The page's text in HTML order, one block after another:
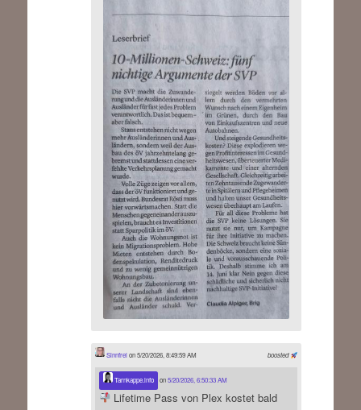
boosted
Sinnfreion 5/20/2026, 8:49:59 AM
Tarnkappe.info on5/20/2026, 6:50:33 AM
Lifetime Pass von Plex kostet bald